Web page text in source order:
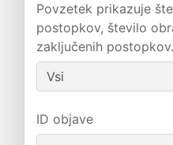
Povzetek prikazuje
postopkov, število
zaključenih postopkov.
ID objave